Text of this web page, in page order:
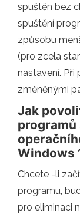
spuštěn bez
spuštění
způsobu
(pro zcela
nastavení. Při
změněnými
Jak
Windows
Chcete -li
programu,
pro eliminaci